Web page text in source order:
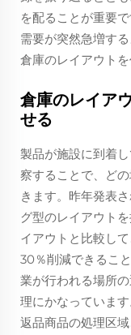
を配ることが重要
需要が突然急増す
倉庫のレイアウト
倉庫のレイア
せる
製品が施設に到着
察することで、ど
きます。昨年発表
グ型のレイアウト
イアウトと比較し
30％削減できるこ
業が行われる場所
理にかなっていま
返品商品の処理区